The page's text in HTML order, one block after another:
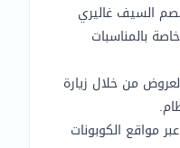
السيف غاليري
بالمناسبات
من خلال زيارة
مواقع الكوبونات